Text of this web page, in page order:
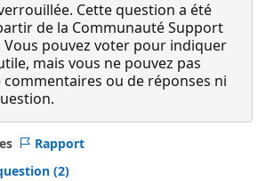
Cette question a été
de la Communauté Support
pouvez voter pour indiquer
mais vous ne pouvez pas
ou de réponses ni
Rapport
(2)